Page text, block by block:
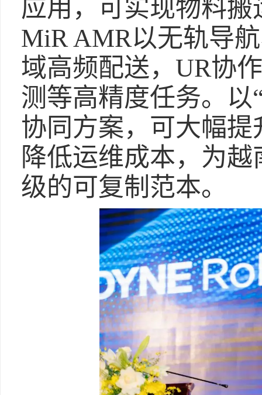
应用，可实现物料
MiR AMR以无轨导
域高频配送，UR协
测等高精度任务。
协同方案，可大幅
降低运维成本，为
级的可复制范本。